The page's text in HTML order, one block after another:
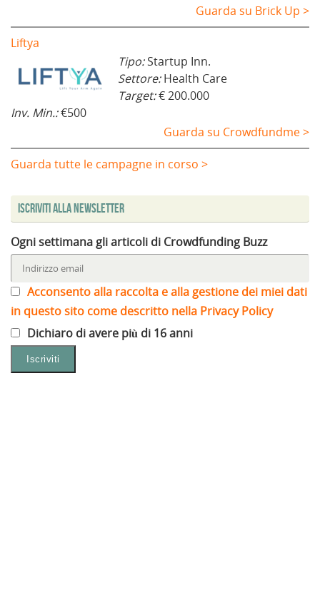
Guarda su Brick Up >
Liftya
Tipo:Startup Inn.
Settore:Health Care
Target:€ 200.000
Inv. Min.:€500
Guarda su Crowdfundme >
Guarda tutte le campagne in corso >
Iscriviti alla Newsletter
Ogni settimana gli articoli di Crowdfunding Buzz
Acconsento alla raccolta e alla gestione dei miei dati
in questo sito come descritto nella Privacy Policy
Dichiaro di avere più di 16 anni